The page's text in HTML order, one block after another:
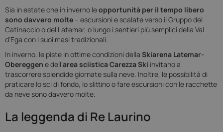
Sia in estate che in inverno leopportunità per il tempo libero
sono davvero molte – escursioni e scalate verso il Gruppo del
Catinaccio o del Latemar, o lungo i sentieri più semplici della Val
d’Ega con i suoi masi tradizionali.
In inverno, le piste in ottime condizioni della Skiarena Latemar-
Obereggen e dell’area sciistica Carezza Ski invitano a
trascorrere splendide giornate sulla neve. Inoltre, le possibilità di
praticare lo sci di fondo, lo slittino o fare escursioni con le racchette
da neve sono davvero molte.
La leggenda di Re Laurino